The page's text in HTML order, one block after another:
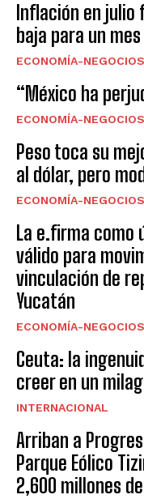
Inflación en julio
baja para un mes
ECONOMÍA-NEGOCIOS
“México ha
ECONOMÍA-NEGOCIOS
Peso toca su
al dólar, pero
ECONOMÍA-NEGOCIOS
La e.firma
válido para
vinculación de
Yucatán
ECONOMÍA-NEGOCIOS
Ceuta: la
creer en un
INTERNACIONAL
Arriban a
Parque Eólico
2,600 millones